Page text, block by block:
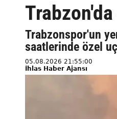
Trabzon'da
Trabzonspor'un
saatlerinde özel
05.08.2026 21:55:00
İhlas Haber Ajansı